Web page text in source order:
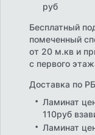
руб
Бесплатный
помеченный
от 20 м.кв и
с первого
Доставка по
Ламинат
110руб
Ламинат